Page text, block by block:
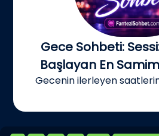
Gece Sohbeti:
Başlayan En
Gecenin ilerleyen